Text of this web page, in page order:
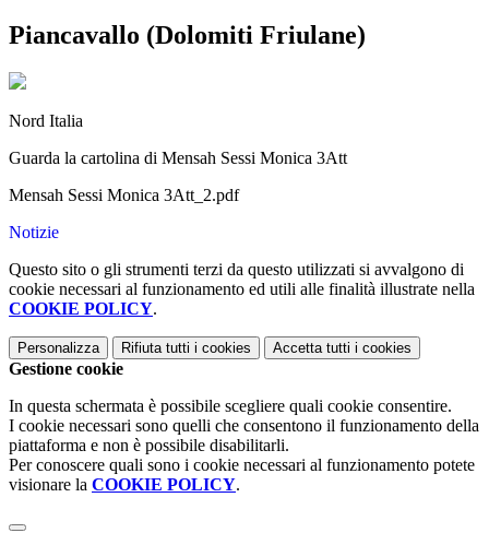
Piancavallo (Dolomiti Friulane)
Nord Italia
Guarda la cartolina di Mensah Sessi Monica 3Att
Mensah Sessi Monica 3Att_2.pdf
Notizie
Questo sito o gli strumenti terzi da questo utilizzati si avvalgono di
cookie necessari al funzionamento ed utili alle finalità illustrate nella
COOKIE POLICY.
Personalizza Rifiuta tutti i cookies Accetta tutti i cookies
Gestione cookie
In questa schermata è possibile scegliere quali cookie consentire.
I cookie necessari sono quelli che consentono il funzionamento della
piattaforma e non è possibile disabilitarli.
Per conoscere quali sono i cookie necessari al funzionamento potete
visionare la COOKIE POLICY.